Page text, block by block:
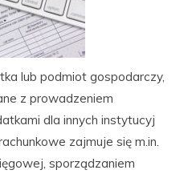
lub podmiot gospodarczy,
z prowadzeniem
dla innych instytucyj
zajmuje się m.in.
sporządzaniem